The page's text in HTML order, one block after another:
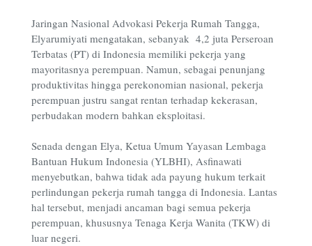
Jaringan Nasional Advokasi Pekerja Rumah Tangga,
Elyarumiyati mengatakan, sebanyak 4,2 juta Perseroan
Terbatas (PT) di Indonesia memiliki pekerja yang
mayoritasnya perempuan. Namun, sebagai penunjang
produktivitas hingga perekonomian nasional, pekerja
perempuan justru sangat rentan terhadap kekerasan,
perbudakan modern bahkan eksploitasi.
Senada dengan Elya, Ketua Umum Yayasan Lembaga
Bantuan Hukum Indonesia (YLBHI), Asfinawati
menyebutkan, bahwa tidak ada payung hukum terkait
perlindungan pekerja rumah tangga di Indonesia. Lantas
hal tersebut, menjadi ancaman bagi semua pekerja
perempuan, khususnya Tenaga Kerja Wanita (TKW) di
luar negeri.